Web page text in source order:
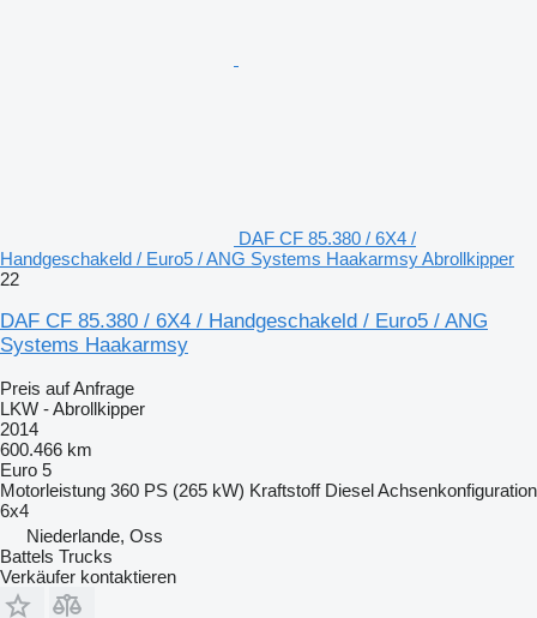
DAF CF 85.380 / 6X4 /
Handgeschakeld / Euro5 / ANG Systems Haakarmsy Abrollkipper
22
DAF CF 85.380 / 6X4 / Handgeschakeld / Euro5 / ANG
Systems Haakarmsy
Preis auf Anfrage
LKW - Abrollkipper
2014
600.466 km
Euro 5
Motorleistung 360 PS (265 kW) Kraftstoff DieselAchsenkonfiguration
6x4
Niederlande, Oss
Battels Trucks
Verkäufer kontaktieren